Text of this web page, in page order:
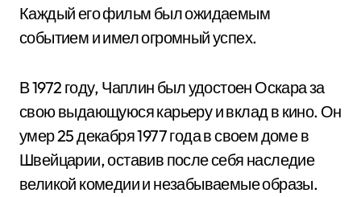
Каждый его фильм был ожидаемым
событием и имел огромный успех.
В 1972 году, Чаплин был удостоен Оскара за
свою выдающуюся карьеру и вклад в кино. Он
умер 25 декабря 1977 года в своем доме в
Швейцарии, оставив после себя наследие
великой комедии и незабываемые образы.